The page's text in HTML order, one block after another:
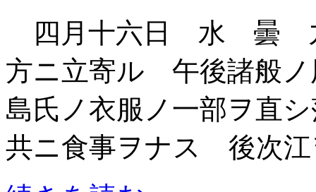
四月十六日 水 曇
方ニ立寄ル 午後諸般ノ
島氏ノ衣服ノ一部ヲ直
共ニ食事ヲナス 後次江